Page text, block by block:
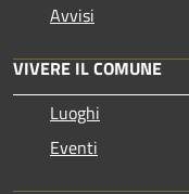
Avvisi
VIVERE IL COMUNE
Luoghi
Eventi